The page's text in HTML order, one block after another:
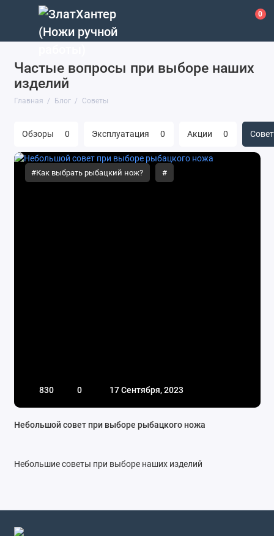
0
Частые вопросы при выборе наших
изделий
Главная Блог Советы
Обзоры 0 Эксплуатация 0 Акции 0
#Как выбрать рыбацкий нож? #
830 0 17 Сентября, 2023
Небольшой совет при выборе рыбацкого ножа
Небольшие советы при выборе наших изделий